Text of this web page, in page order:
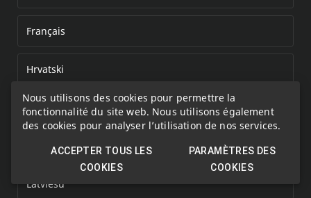
Nous utilisons des cookies pour permettre la
fonctionnalité du site web. Nous utilisons également
des cookies pour analyser l’utilisation de nos services.
ACCEPTER TOUS LES
COOKIES
PARAMÈTRES DES
COOKIES
Français
Hrvatski
Italiano
Kazakh
Latviešu